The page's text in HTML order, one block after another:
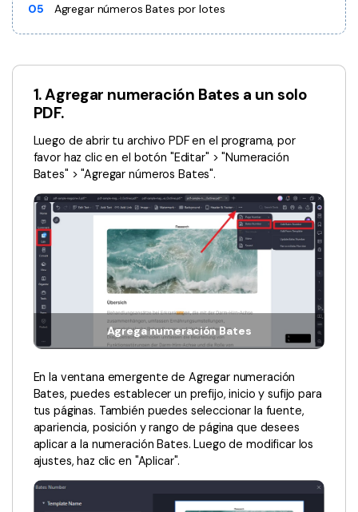
Soluciones completas
Servicio de TI
Sanidad
Gobierno
Publicación
Freelancer
Explorar todas las características
Especificaciones técnicas
Soporte de contacto
Guía del usuario
PDFelement para Windows
PDFelement para Mac
Videos tutoriales
PDFelement para iOS
PDFelement para Android
Centro de conocimiento
Plantillas de PDF gratuitas
Edita y personaliza plantillas gratuitas.
Descuento educativo
Adquiere PDFelement con descuento académico.
Centro de descargas
05
Agregar números Bates por lotes
1. Agregar numeración Bates a un solo
PDF.
Luego de abrir tu archivo PDF en el programa, por
favor haz clic en el botón "Editar" > "Numeración
Bates" > "Agregar números Bates".
Agrega numeración Bates
En la ventana emergente de Agregar numeración
Bates, puedes establecer un prefijo, inicio y sufijo para
tus páginas. También puedes seleccionar la fuente,
apariencia, posición y rango de página que desees
aplicar a la numeración Bates. Luego de modificar los
ajustes, haz clic en "Aplicar".